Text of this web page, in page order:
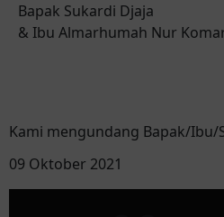
Bapak Sukardi Djaja
& Ibu Almarhumah Nur
Kami mengundang Bapak/
09 Oktober 2021